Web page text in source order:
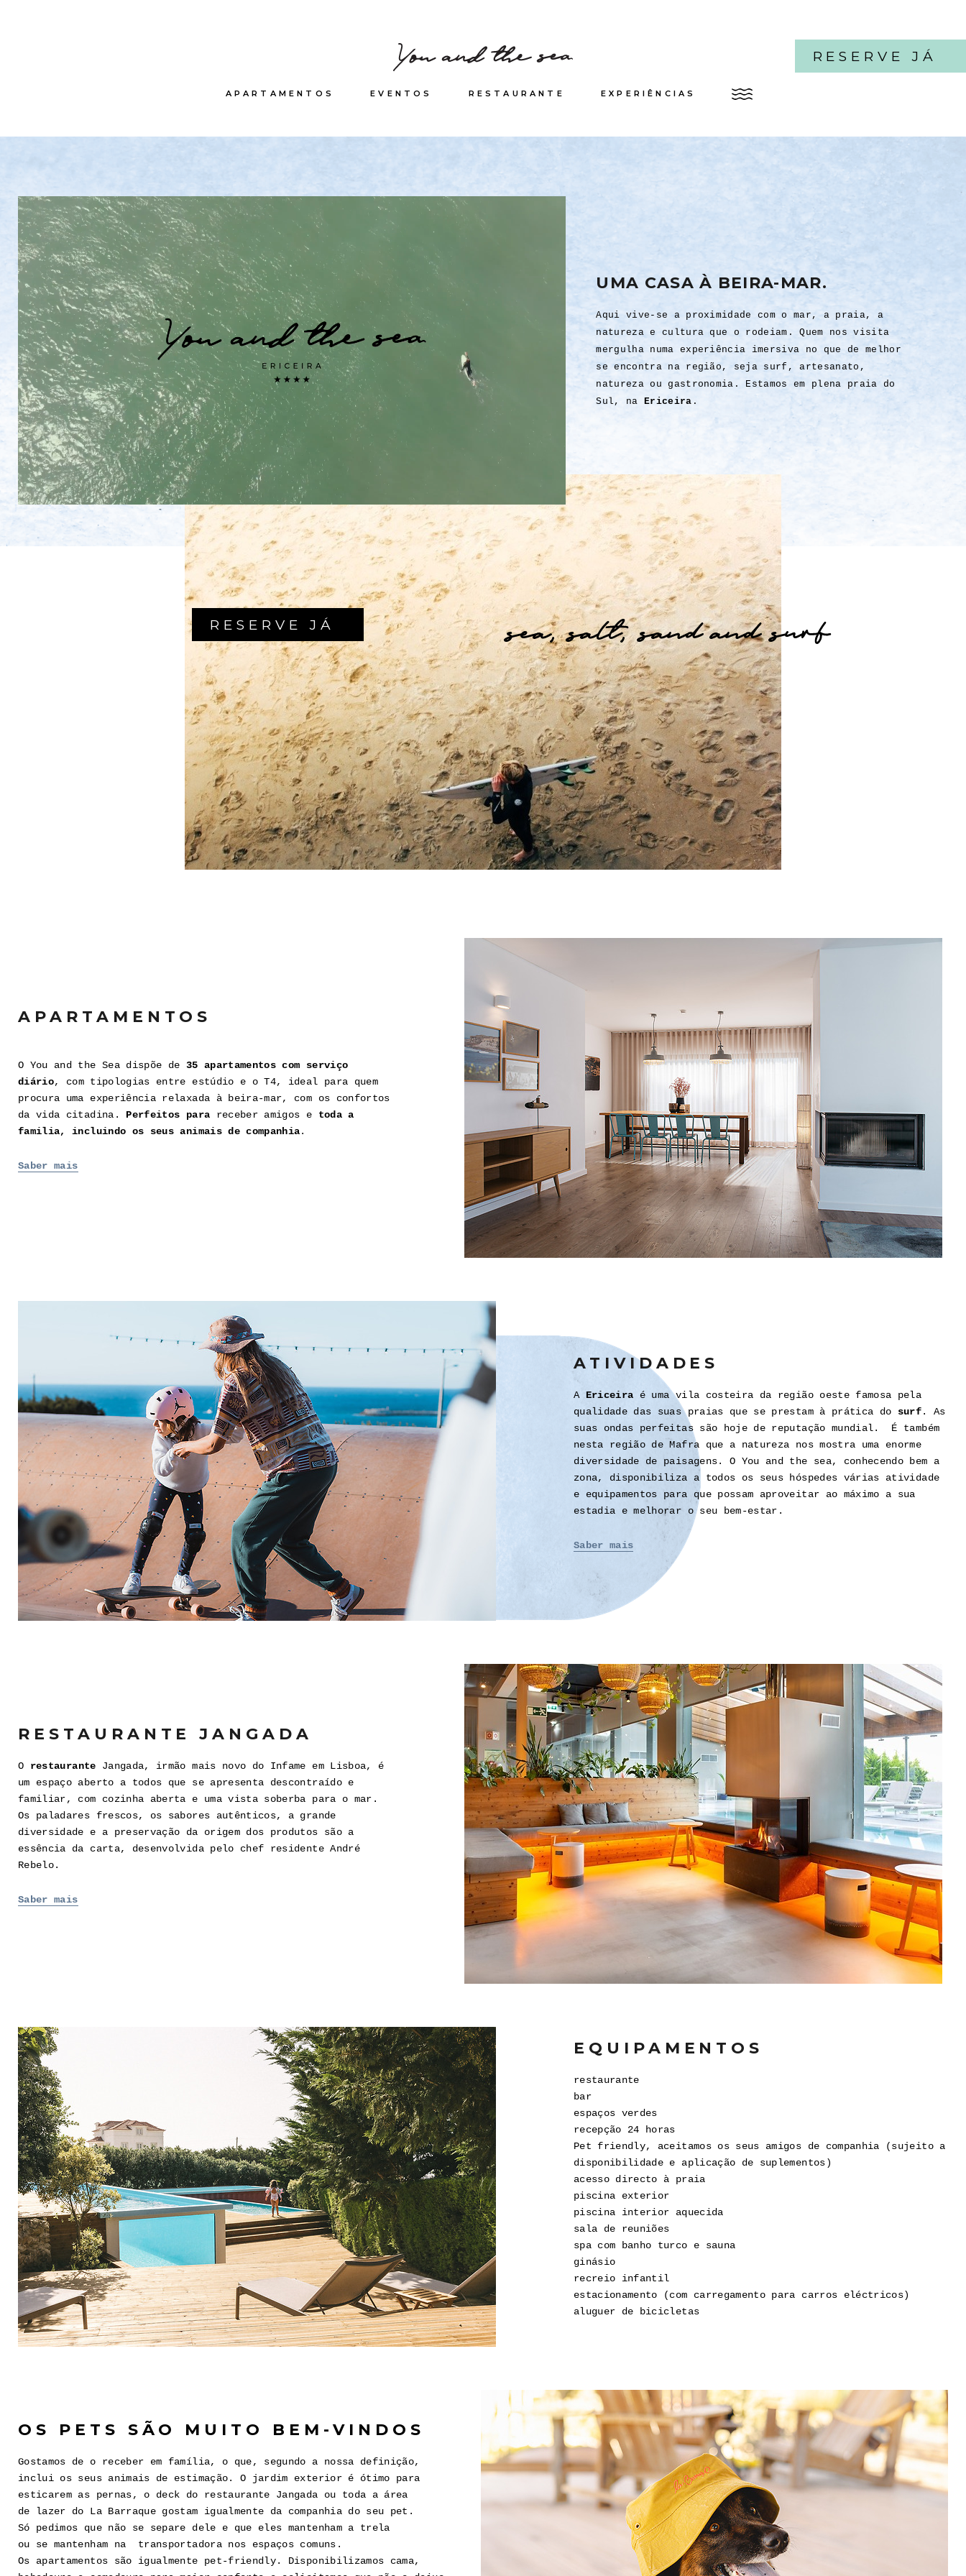
RESERVE JÁ
APARTAMENTOS EVENTOS RESTAURANTE EXPERIÊNCIAS
UMA CASA À BEIRA-MAR.
Aqui vive-se a proximidade com o mar, a praia, a
natureza e cultura que o rodeiam. Quem nos visita
mergulha numa experiência imersiva no que de melhor
se encontra na região, seja surf, artesanato,
natureza ou gastronomia. Estamos em plena praia do
Sul, na Ericeira .
RESERVE JÁ
APARTAMENTOS
O You and the Sea dispõe de 35 apartamentos com serviço
diário, com tipologias entre estúdio e o T4, ideal para quem
procura uma experiência relaxada à beira-mar, com os confortos
da vida citadina. Perfeitos para receber amigos e toda a
familia, incluindo os seus animais de companhia.
Saber mais
ATIVIDADES
A Ericeira é uma vila costeira da região oeste famosa pela
qualidade das suas praias que se prestam à prática do surf. As
suas ondas perfeitas são hoje de reputação mundial. É também
nesta região de Mafra que a natureza nos mostra uma enorme
diversidade de paisagens. O You and the sea, conhecendo bem a
zona, disponibiliza a todos os seus hóspedes várias atividade
e equipamentos para que possam aproveitar ao máximo a sua
estadia e melhorar o seu bem-estar.
Saber mais
RESTAURANTE JANGADA
O restaurante Jangada, irmão mais novo do Infame em Lisboa, é
um espaço aberto a todos que se apresenta descontraído e
familiar, com cozinha aberta e uma vista soberba para o mar.
Os paladares frescos, os sabores autênticos, a grande
diversidade e a preservação da origem dos produtos são a
essência da carta, desenvolvida pelo chef residente André
Rebelo.
Saber mais
EQUIPAMENTOS
restaurante
bar
espaços verdes
recepção 24 horas
Pet friendly, aceitamos os seus amigos de companhia (sujeito a
disponibilidade e aplicação de suplementos)
acesso directo à praia
piscina exterior
piscina interior aquecida
sala de reuniões
spa com banho turco e sauna
ginásio
recreio infantil
estacionamento (com carregamento para carros eléctricos)
aluguer de bicicletas
OS PETS SÃO MUITO BEM-VINDOS
Gostamos de o receber em família, o que, segundo a nossa definição,
inclui os seus animais de estimação. O jardim exterior é ótimo para
esticarem as pernas, o deck do restaurante Jangada ou toda a área
de lazer do La Barraque gostam igualmente da companhia do seu pet.
Só pedimos que não se separe dele e que eles mantenham a trela
ou se mantenham na transportadora nos espaços comuns.
Os apartamentos são igualmente pet-friendly. Disponibilizamos cama,